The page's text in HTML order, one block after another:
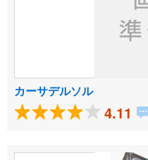
カーサデルソル
4.11